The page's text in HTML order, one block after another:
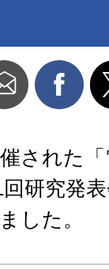
された「
研究発
した。